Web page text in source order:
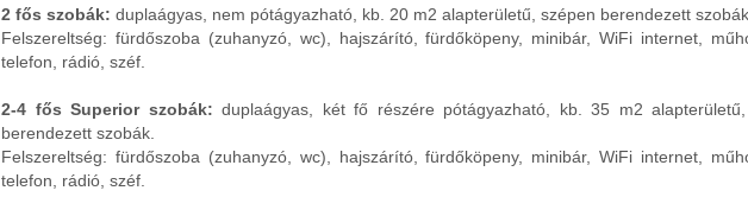
2 fős szobák: duplaágyas, nem pótágyazható, kb. 20 m2 alapterületű, szépen berendezett szobák.
Felszereltség: fürdőszoba (zuhanyzó, wc), hajszárító, fürdőköpeny, minibár, WiFi internet,
telefon, rádió, széf.
2-4 fős Superior szobák: duplaágyas, két fő részére pótágyazható, kb. 35 m2
berendezett szobák.
Felszereltség: fürdőszoba (zuhanyzó, wc), hajszárító, fürdőköpeny, minibár, WiFi internet,
telefon, rádió, széf.